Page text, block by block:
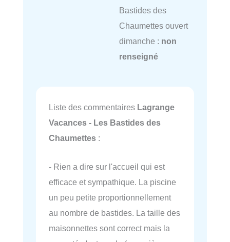
Bastides des
Chaumettes ouvert
dimanche : non
renseigné
Liste des commentaires Lagrange
Vacances - Les Bastides des
Chaumettes :
- Rien a dire sur l'accueil qui est
efficace et sympathique. La piscine
un peu petite proportionnellement
au nombre de bastides. La taille des
maisonnettes sont correct mais la